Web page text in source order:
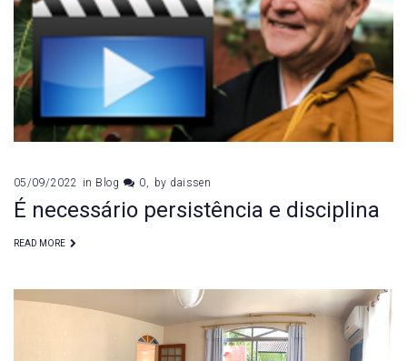
05/09/2022 in Blog 0 by daissen
É necessário persistência e disciplina
READ MORE